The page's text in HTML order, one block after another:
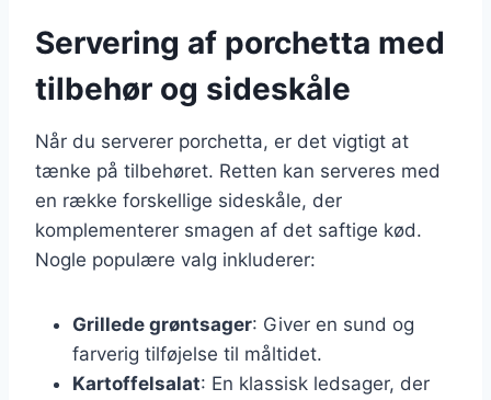
Servering af porchetta med
tilbehør og sideskåle
Når du serverer porchetta, er det vigtigt at
tænke på tilbehøret. Retten kan serveres med
en række forskellige sideskåle, der
komplementerer smagen af det saftige kød.
Nogle populære valg inkluderer:
Grillede grøntsager: Giver en sund og
farverig tilføjelse til måltidet.
Kartoffelsalat: En klassisk ledsager, der